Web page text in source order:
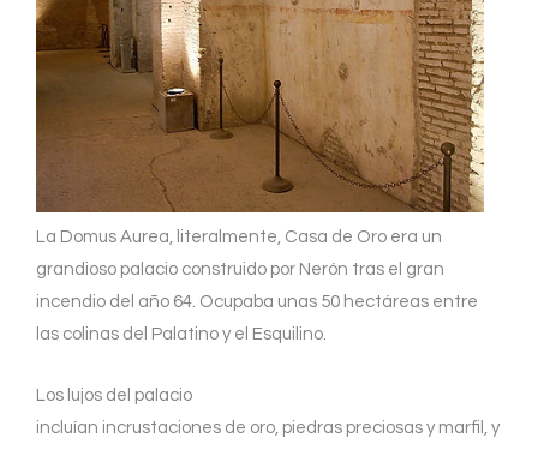
La Domus Aurea, literalmente, Casa de Oro era un
grandioso palacio construido por Nerón tras el gran
incendio del año 64. Ocupaba unas 50 hectáreas entre
las colinas del Palatino y el Esquilino.
Los lujos del palacio
incluían incrustaciones de oro, piedras preciosas y marfil, y